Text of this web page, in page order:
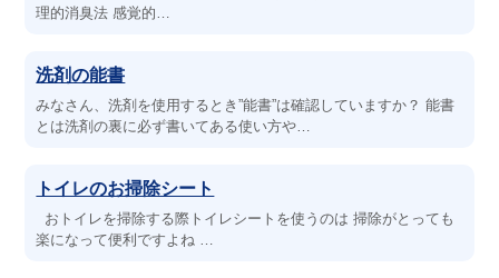
理的消臭法 感覚的…
洗剤の能書
みなさん、洗剤を使用するとき”能書”は確認していますか？ 能書
とは洗剤の裏に必ず書いてある使い方や…
トイレのお掃除シート
おトイレを掃除する際トイレシートを使うのは 掃除がとっても
楽になって便利ですよね …